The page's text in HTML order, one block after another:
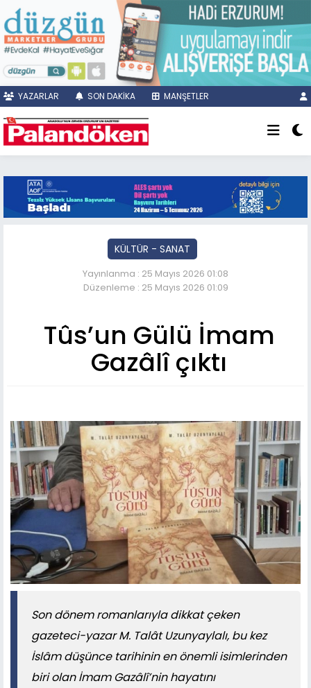
YAZARLAR SON DAKİKA MANŞETLER
KÜLTÜR - SANAT
Yayınlanma : 25 Mayıs 2026 01:08
Düzenleme : 25 Mayıs 2026 01:09
Tûs’un Gülü İmam
Gazâlî çıktı
Son dönem romanlarıyla dikkat çeken
gazeteci-yazar M. Talât Uzunyaylalı, bu kez
İslâm düşünce tarihinin en önemli isimlerinden
biri olan İmam Gazâlî’nin hayatını